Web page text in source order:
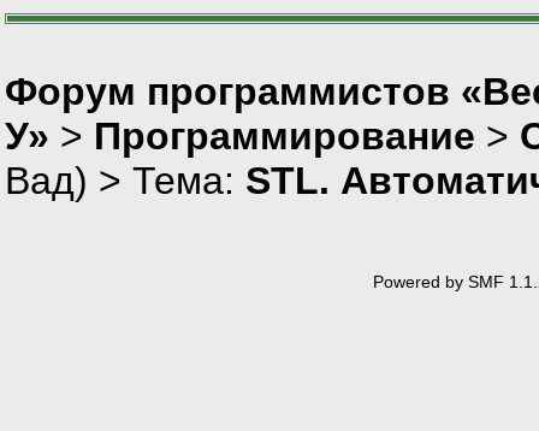
Форум программистов
У» > Программирование >
Вад) > Тема: STL.
Powered by SMF